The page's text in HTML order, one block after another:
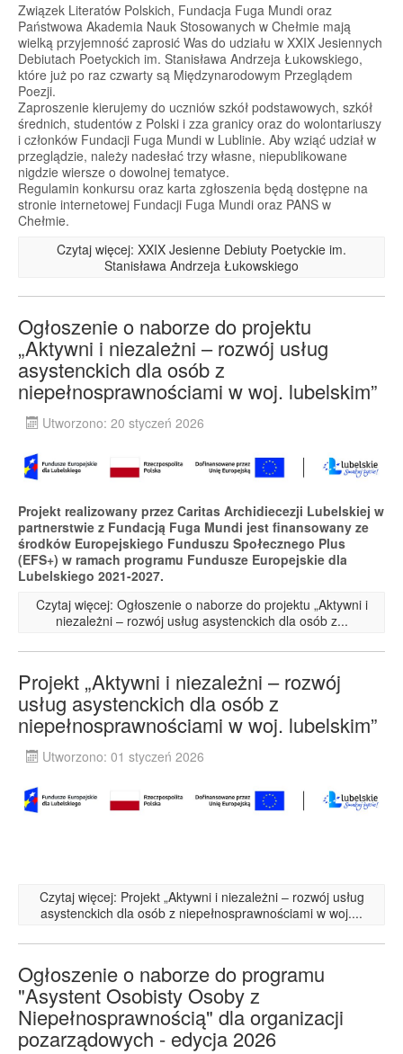
Związek Literatów Polskich, Fundacja Fuga Mundi oraz
Państwowa Akademia Nauk Stosowanych w Chełmie mają
wielką przyjemność zaprosić Was do udziału w XXIX Jesiennych
Debiutach Poetyckich im. Stanisława Andrzeja Łukowskiego,
które już po raz czwarty są Międzynarodowym Przeglądem
Poezji.
Zaproszenie kierujemy do uczniów szkół podstawowych, szkół
średnich, studentów z Polski i zza granicy oraz do wolontariuszy
i członków Fundacji Fuga Mundi w Lublinie. Aby wziąć udział w
przeglądzie, należy nadesłać trzy własne, niepublikowane
nigdzie wiersze o dowolnej tematyce.
Regulamin konkursu oraz karta zgłoszenia będą dostępne na
stronie internetowej Fundacji Fuga Mundi oraz PANS w
Chełmie.
Czytaj więcej: XXIX Jesienne Debiuty Poetyckie im.
Stanisława Andrzeja Łukowskiego
Ogłoszenie o naborze do projektu
„Aktywni i niezależni – rozwój usług
asystenckich dla osób z
niepełnosprawnościami w woj. lubelskim”
Utworzono: 20 styczeń 2026
Projekt realizowany przez Caritas Archidiecezji Lubelskiej w
partnerstwie z Fundacją Fuga Mundi jest finansowany ze
środków Europejskiego Funduszu Społecznego Plus
(EFS+) w ramach programu Fundusze Europejskie dla
Lubelskiego 2021-2027.
Czytaj więcej: Ogłoszenie o naborze do projektu „Aktywni i
niezależni – rozwój usług asystenckich dla osób z...
Projekt „Aktywni i niezależni – rozwój
usług asystenckich dla osób z
niepełnosprawnościami w woj. lubelskim”
Utworzono: 01 styczeń 2026
Czytaj więcej: Projekt „Aktywni i niezależni – rozwój usług
asystenckich dla osób z niepełnosprawnościami w woj....
Ogłoszenie o naborze do programu
"Asystent Osobisty Osoby z
Niepełnosprawnością" dla organizacji
pozarządowych - edycja 2026